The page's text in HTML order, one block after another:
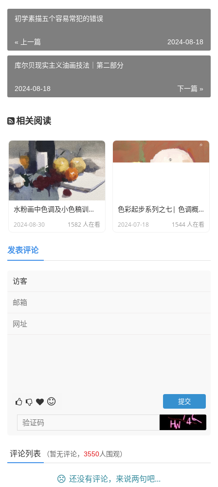
言的，或者说是相比较来分析的。
就色彩明度倾向而言有：
中明色调： 有含蓄、稳重、明确之感
冷色调： 有文静、理性、透明之感
暖色调： 有热烈、活泼、浑厚之感
中性色调：有介于冷暖色凋之间之感
绿色调：有柔顺、平静、典雅之感
就色彩纯度倾向而言有：
中纯色调：有浑厚、凝重、丰富之感
低纯色调：有稳重、朴素、含蓄之感
初学素描五个容易常犯的错误
« 上一篇 2024-08-18
库尔贝现实主义油画技法｜第二部分
下一篇 »
2024-08-18
相关阅读
水粉画中色调及小色稿训练的重要性
2024-08-30 1582 人在看
色彩起步系列之七| 色调概念与练习
2024-07-18 1544 人在看
发表评论
评论列表 （暂无评论， 3550人围观）
还没有评论，来说两句吧...